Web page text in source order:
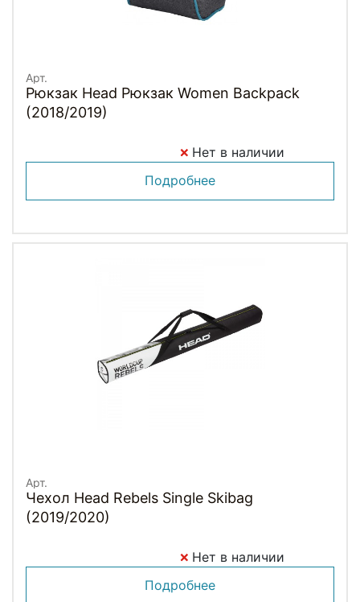
Арт.
Рюкзак Head Рюкзак Women Backpack
(2018/2019)
Нет в наличии
Подробнее
Арт.
Чехол Head Rebels Single Skibag
(2019/2020)
Нет в наличии
Подробнее